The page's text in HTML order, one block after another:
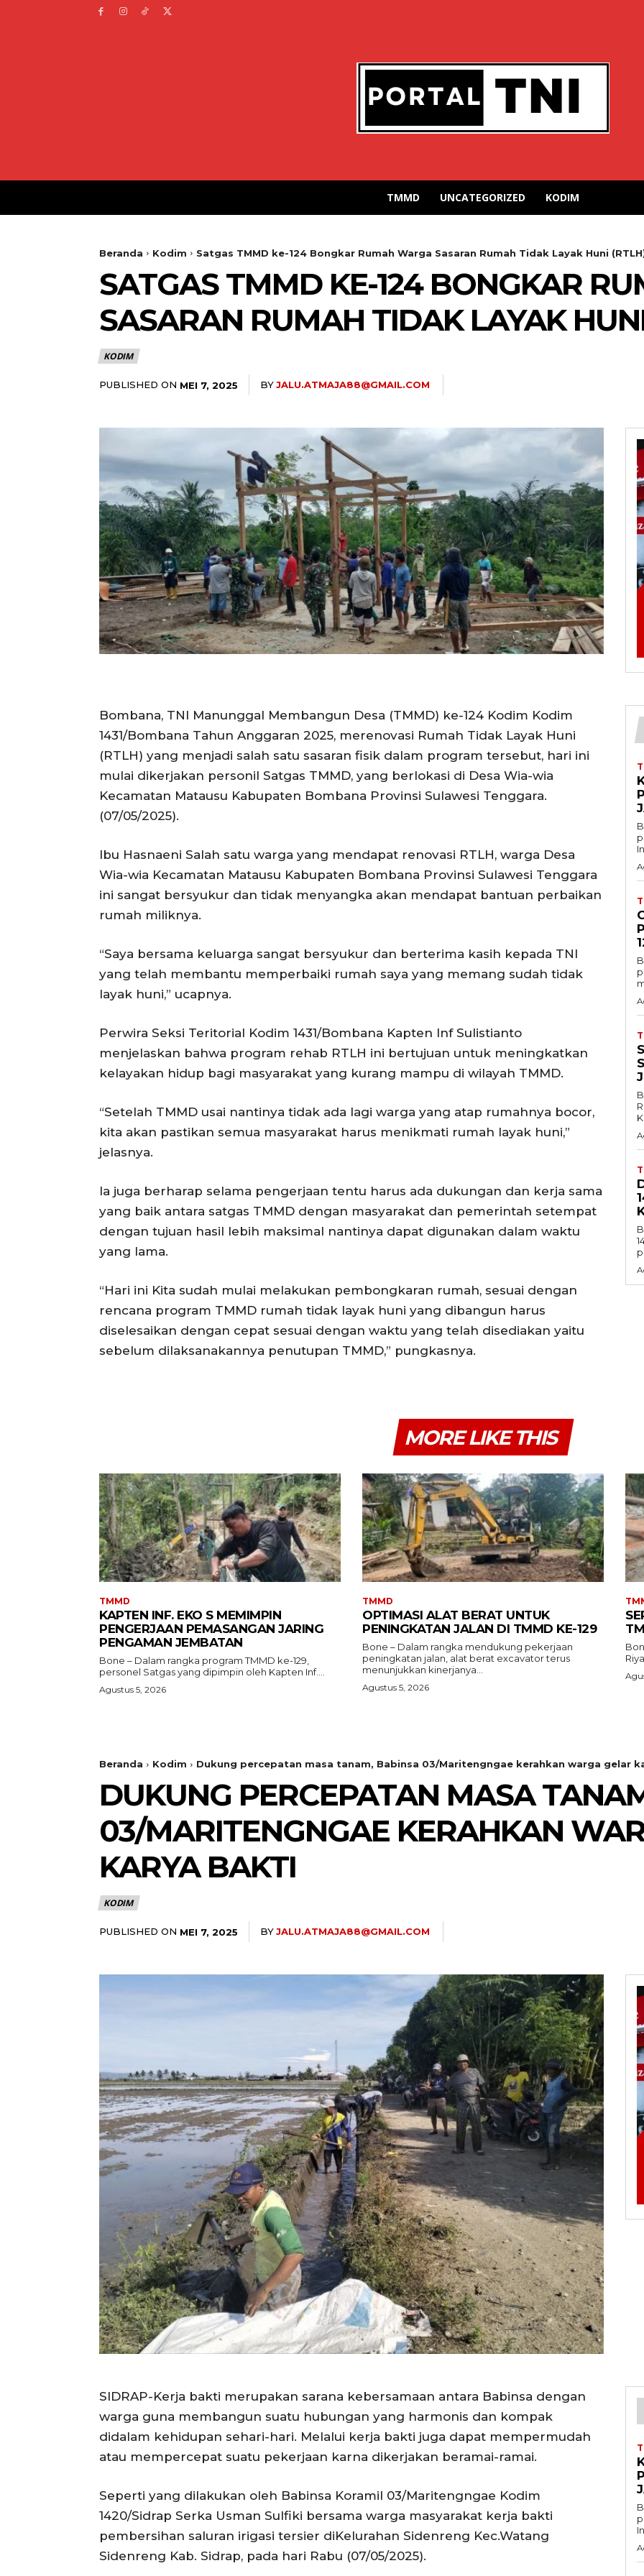
TMMD UNCATEGORIZED KODIM
Beranda Kodim Satgas TMMD ke-124 Bongkar Rumah Warga Sasaran Rumah Tidak Layak Huni
SATGAS TMMD KE-124 BONGKAR
SASARAN RUMAH TIDAK LAYAK
KODIM
PUBLISHED ON MEI 7, 2025 BYJALU.ATMAJA88@GMAIL.COM
Bombana, TNI Manunggal Membangun Desa (TMMD) ke-124 Kodim Kodim
1431/Bombana Tahun Anggaran 2025, merenovasi Rumah Tidak Layak Huni
(RTLH) yang menjadi salah satu sasaran fisik dalam program tersebut, hari ini
mulai dikerjakan personil Satgas TMMD, yang berlokasi di Desa Wia-wia
Kecamatan Matausu Kabupaten Bombana Provinsi Sulawesi Tenggara.
(07/05/2025).
Ibu Hasnaeni Salah satu warga yang mendapat renovasi RTLH, warga Desa
Wia-wia Kecamatan Matausu Kabupaten Bombana Provinsi Sulawesi Tenggara
ini sangat bersyukur dan tidak menyangka akan mendapat bantuan perbaikan
rumah miliknya.
“Saya bersama keluarga sangat bersyukur dan berterima kasih kepada TNI
yang telah membantu memperbaiki rumah saya yang memang sudah tidak
layak huni,” ucapnya.
Perwira Seksi Teritorial Kodim 1431/Bombana Kapten Inf Sulistianto
menjelaskan bahwa program rehab RTLH ini bertujuan untuk meningkatkan
kelayakan hidup bagi masyarakat yang kurang mampu di wilayah TMMD.
“Setelah TMMD usai nantinya tidak ada lagi warga yang atap rumahnya bocor,
kita akan pastikan semua masyarakat harus menikmati rumah layak huni,”
jelasnya.
Ia juga berharap selama pengerjaan tentu harus ada dukungan dan kerja sama
yang baik antara satgas TMMD dengan masyarakat dan pemerintah setempat
dengan tujuan hasil lebih maksimal nantinya dapat digunakan dalam waktu
yang lama.
“Hari ini Kita sudah mulai melakukan pembongkaran rumah, sesuai dengan
rencana program TMMD rumah tidak layak huni yang dibangun harus
diselesaikan dengan cepat sesuai dengan waktu yang telah disediakan yaitu
sebelum dilaksanakannya penutupan TMMD,” pungkasnya.
MORE LIKE THIS
TMMD
KAPTEN INF. EKO S MEMIMPIN
PENGERJAAN PEMASANGAN JARING
PENGAMAN JEMBATAN
Bone – Dalam rangka program TMMD ke-129,
personel Satgas yang dipimpin oleh Kapten Inf....
Agustus 5, 2026
TMMD
OPTIMASI ALAT BERAT UNTUK
PENINGKATAN JALAN DI TMMD KE-129
Bone – Dalam rangka mendukung pekerjaan
peningkatan jalan, alat berat excavator terus
menunjukkan kinerjanya...
Agustus 5, 2026